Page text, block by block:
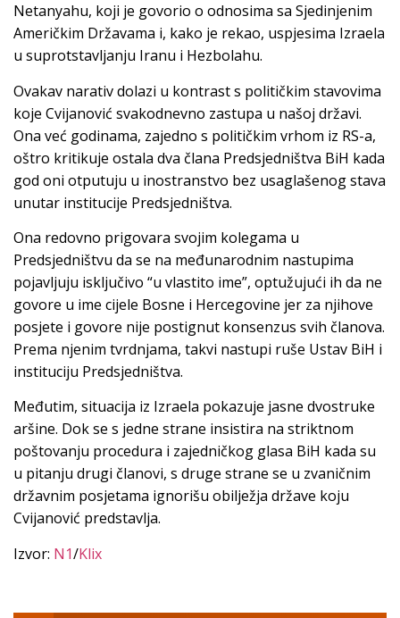
Netanyahu, koji je govorio o odnosima sa Sjedinjenim
Američkim Državama i, kako je rekao, uspjesima Izraela
u suprotstavljanju Iranu i Hezbolahu.
Ovakav narativ dolazi u kontrast s političkim stavovima
koje Cvijanović svakodnevno zastupa u našoj državi.
Ona već godinama, zajedno s političkim vrhom iz RS-a,
oštro kritikuje ostala dva člana Predsjedništva BiH kada
god oni otputuju u inostranstvo bez usaglašenog stava
unutar institucije Predsjedništva.
Ona redovno prigovara svojim kolegama u
Predsjedništvu da se na međunarodnim nastupima
pojavljuju isključivo “u vlastito ime”, optužujući ih da ne
govore u ime cijele Bosne i Hercegovine jer za njihove
posjete i govore nije postignut konsenzus svih članova.
Prema njenim tvrdnjama, takvi nastupi ruše Ustav BiH i
instituciju Predsjedništva.
Međutim, situacija iz Izraela pokazuje jasne dvostruke
aršine. Dok se s jedne strane insistira na striktnom
poštovanju procedura i zajedničkog glasa BiH kada su
u pitanju drugi članovi, s druge strane se u zvaničnim
državnim posjetama ignorišu obilježja države koju
Cvijanović predstavlja.
Izvor: N1/Klix